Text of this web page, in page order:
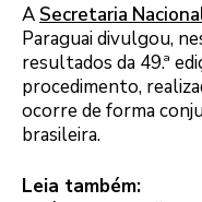
A Secretaria
Paraguai divulgou,
resultados da 49.ª
procedimento,
ocorre de forma
brasileira.
Leia também: